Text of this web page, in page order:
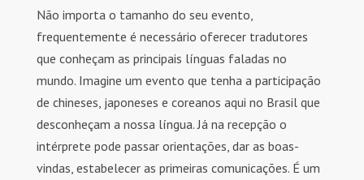
Não importa o tamanho do seu evento,
frequentemente é necessário oferecer tradutores
que conheçam as principais línguas faladas no
mundo. Imagine um evento que tenha a participação
de chineses, japoneses e coreanos aqui no Brasil que
desconheçam a nossa língua. Já na recepção o
intérprete pode passar orientações, dar as boas-
vindas, estabelecer as primeiras comunicações. É um